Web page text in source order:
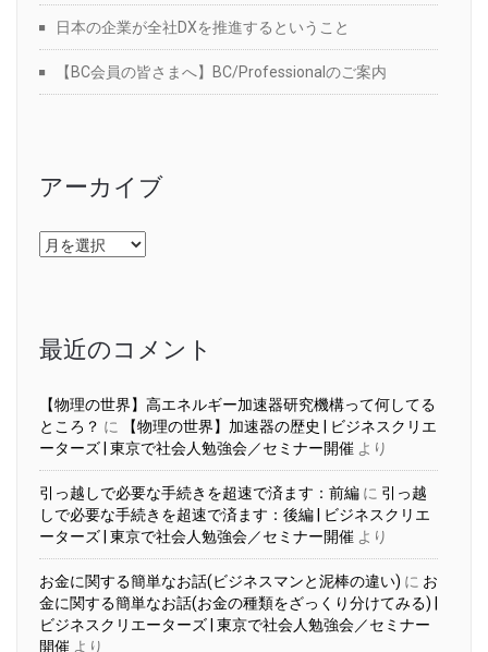
日本の企業が全社DXを推進するということ
【BC会員の皆さまへ】BC/Professionalのご案内
アーカイブ
ア
ー
最近のコメント
【物理の世界】高エネルギー加速器研究機構って何してる
ところ？ に
【物理の世界】加速器の歴史 | ビジネスクリエ
ーターズ | 東京で社会人勉強会／セミナー開催 より
引っ越しで必要な手続きを超速で済ます：前編 に 引っ越
しで必要な手続きを超速で済ます：後編 | ビジネスクリエ
ーターズ | 東京で社会人勉強会／セミナー開催 より
お金に関する簡単なお話(ビジネスマンと泥棒の違い) に お
金に関する簡単なお話(お金の種類をざっくり分けてみる) |
ビジネスクリエーターズ | 東京で社会人勉強会／セミナー
開催 より